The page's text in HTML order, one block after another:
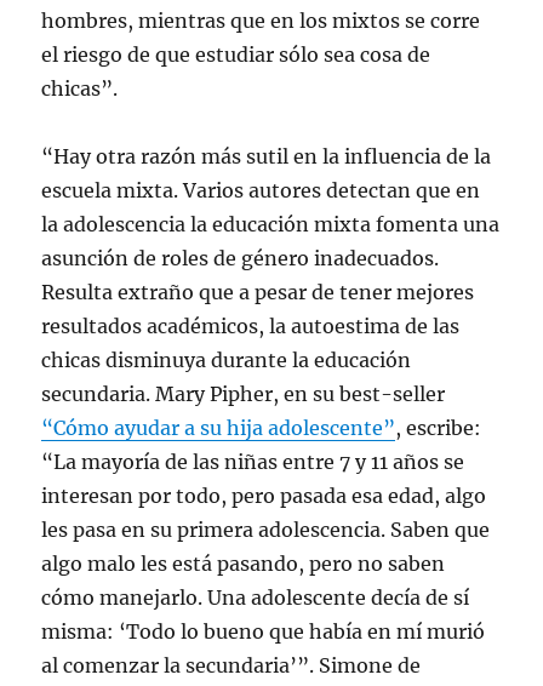
hombres, mientras que en los mixtos se corre
el riesgo de que estudiar sólo sea cosa de
chicas”.
“Hay otra razón más sutil en la influencia de la
escuela mixta. Varios autores detectan que en
la adolescencia la educación mixta fomenta una
asunción de roles de género inadecuados.
Resulta extraño que a pesar de tener mejores
resultados académicos, la autoestima de las
chicas disminuya durante la educación
secundaria. Mary Pipher, en su best-seller
“Cómo ayudar a su hija adolescente”, escribe:
“La mayoría de las niñas entre 7 y 11 años se
interesan por todo, pero pasada esa edad, algo
les pasa en su primera adolescencia. Saben que
algo malo les está pasando, pero no saben
cómo manejarlo. Una adolescente decía de sí
misma: ‘Todo lo bueno que había en mí murió
al comenzar la secundaria’”. Simone de